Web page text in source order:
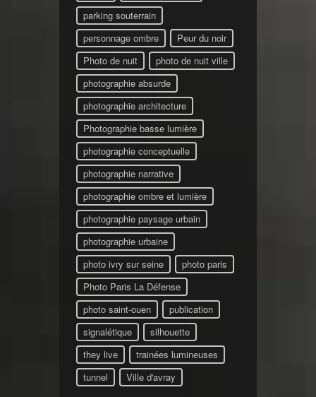
parking souterrain
personnage ombre
Peur du noir
Photo de nuit
photo de nuit ville
photographie absurde
photographie architecture
Photographie basse lumière
photographie conceptuelle
photographie narrative
photographie ombre et lumière
photographie paysage urbain
photographie urbaine
photo ivry sur seine
photo paris
Photo Paris La Défense
photo saint-ouen
publication
signalétique
silhouette
they live
trainées lumineuses
tunnel
Ville d'avray